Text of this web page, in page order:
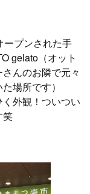
ープンされた手
gelato（オット
んのお隣で元々
た場所です）
外観！ついつい
笑